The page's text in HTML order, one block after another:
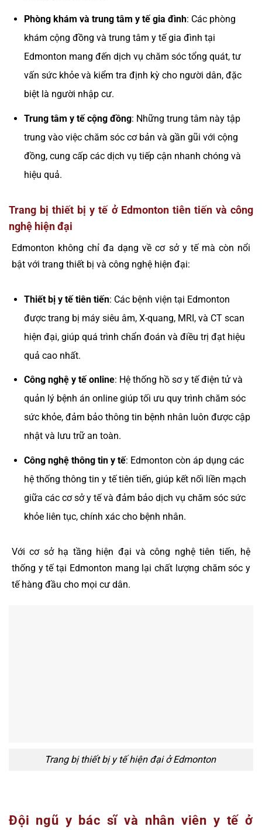
Phòng khám và trung tâm y tế gia đình: Các phòng
khám cộng đồng và trung tâm y tế gia đình tại
Edmonton mang đến dịch vụ chăm sóc tổng quát, tư
vấn sức khỏe và kiểm tra định kỳ cho người dân, đặc
biệt là người nhập cư.
Trung tâm y tế cộng đồng: Những trung tâm này tập
trung vào việc chăm sóc cơ bản và gần gũi với cộng
đồng, cung cấp các dịch vụ tiếp cận nhanh chóng và
hiệu quả.
Trang bị thiết bị y tế ở Edmonton tiên tiến và công
nghệ hiện đại
Edmonton không chỉ đa dạng về cơ sở y tế mà còn nổi
bật với trang thiết bị và công nghệ hiện đại:
Thiết bị y tế tiên tiến: Các bệnh viện tại Edmonton
được trang bị máy siêu âm, X-quang, MRI, và CT scan
hiện đại, giúp quá trình chẩn đoán và điều trị đạt hiệu
quả cao nhất.
Công nghệ y tế online: Hệ thống hồ sơ y tế điện tử và
quản lý bệnh án online giúp tối ưu quy trình chăm sóc
sức khỏe, đảm bảo thông tin bệnh nhân luôn được cập
nhật và lưu trữ an toàn.
Công nghệ thông tin y tế: Edmonton còn áp dụng các
hệ thống thông tin y tế tiên tiến, giúp kết nối liền mạch
giữa các cơ sở y tế và đảm bảo dịch vụ chăm sóc sức
khỏe liên tục, chính xác cho bệnh nhân.
Với cơ sở hạ tầng hiện đại và công nghệ tiên tiến, hệ
thống y tế tại Edmonton mang lại chất lượng chăm sóc y
tế hàng đầu cho mọi cư dân.
Trang bị thiết bị y tế hiện đại ở Edmonton
Đội ngũ y bác sĩ và nhân viên y tế ở